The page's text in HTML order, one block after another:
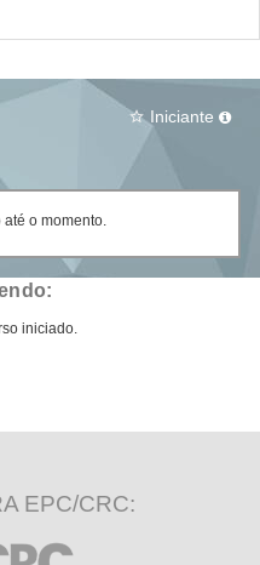
star_border Iniciante
até o momento.
iniciado.
EPC/CRC: